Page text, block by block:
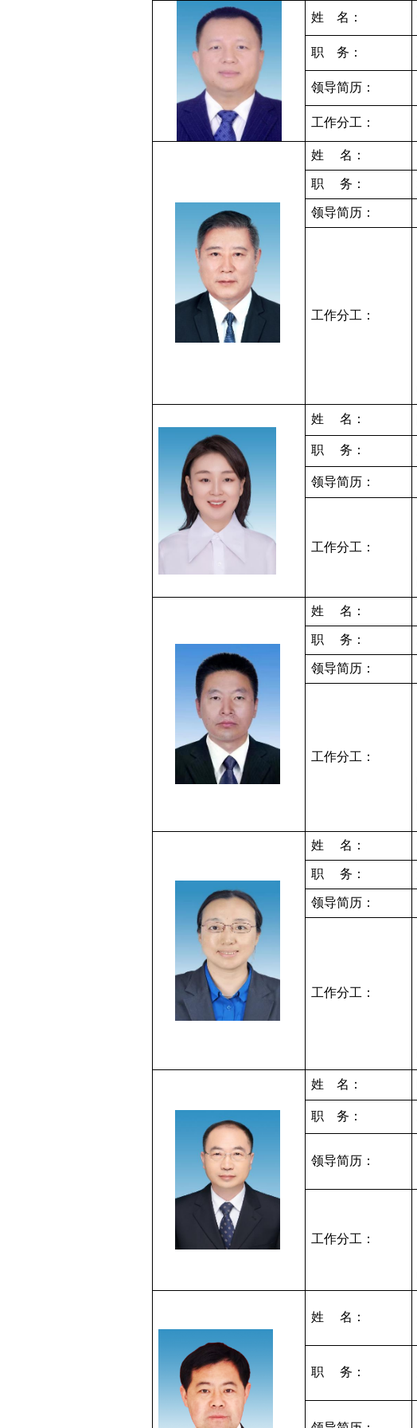
姓 名：
职 务：
领导简历：
工作分工：
姓 名：
职 务：
领导简历：
工作分工：
姓 名：
职 务：
领导简历：
工作分工：
姓
名：
职 务：
领导简历：
工作分工：
姓 名：
职 务：
领导简历：
工作分工：
姓 名：
职 务：
领导简历：
工作分工：
姓 名：
职 务：